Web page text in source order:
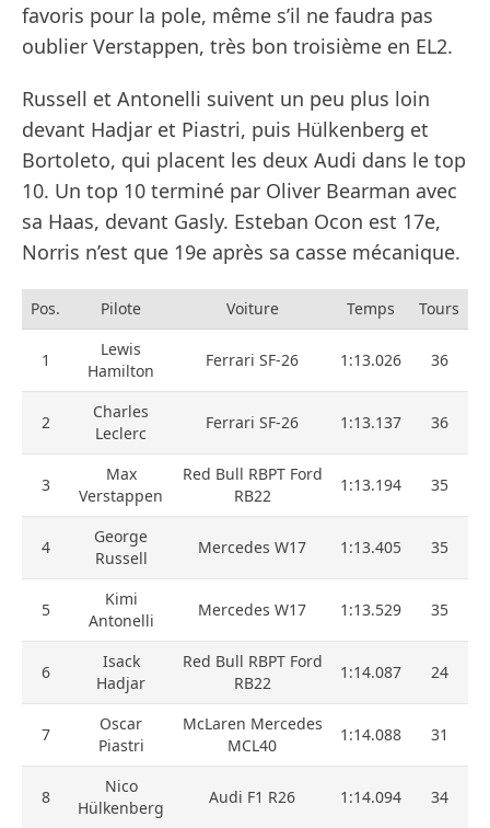
favoris pour la pole, même s’il ne faudra pas
oublier Verstappen, très bon troisième en EL2.
Russell et Antonelli suivent un peu plus loin
devant Hadjar et Piastri, puis Hülkenberg et
Bortoleto, qui placent les deux Audi dans le top
10. Un top 10 terminé par Oliver Bearman avec
sa Haas, devant Gasly. Esteban Ocon est 17e,
Norris n’est que 19e après sa casse mécanique.
Pos. Pilote Voiture Temps Tours
1
Lewis
Hamilton
Ferrari SF-26 1:13.026 36
2
Charles
Leclerc
Ferrari SF-26 1:13.137 36
3
Max
Verstappen
Red Bull RBPT Ford
RB22
1:13.194 35
4
George
Russell
Mercedes W17 1:13.405 35
5
Kimi
Antonelli
Mercedes W17 1:13.529 35
6
Isack
Hadjar
Red Bull RBPT Ford
RB22
1:14.087 24
7
Oscar
Piastri
McLaren Mercedes
MCL40
1:14.088 31
8
Nico
Hülkenberg
Audi F1 R26 1:14.094 34